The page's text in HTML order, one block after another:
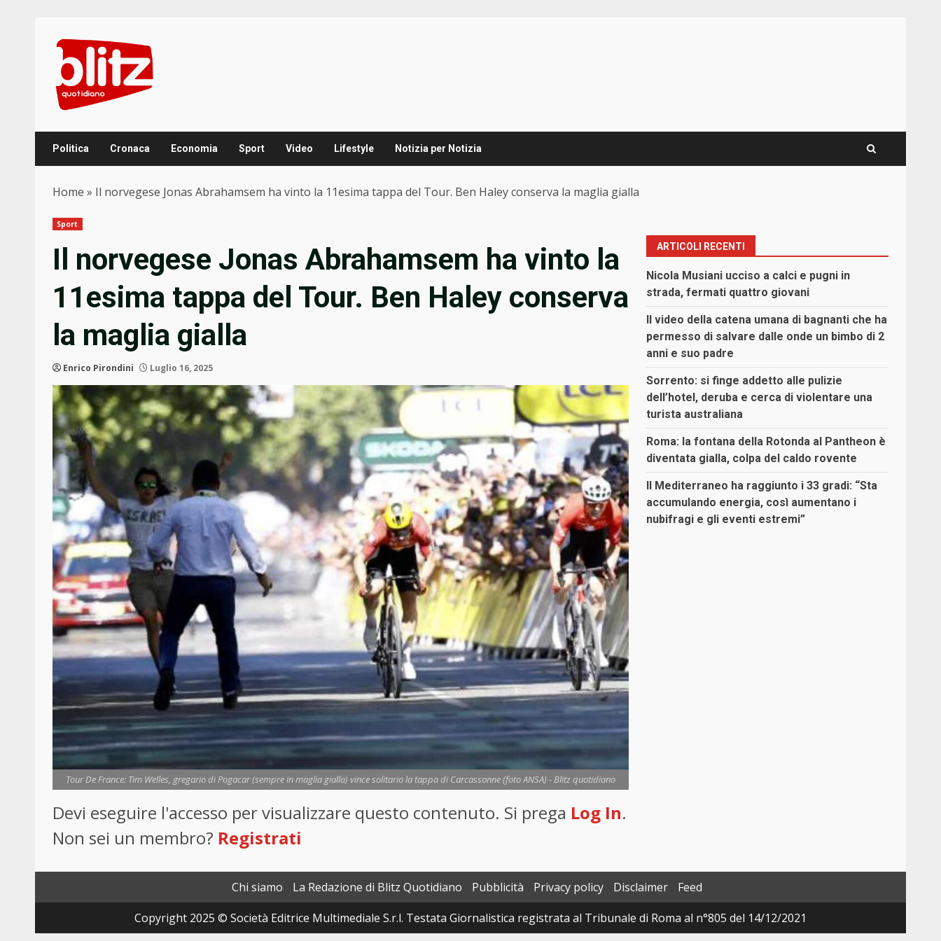
content
Politica Cronaca Economia Sport Video Lifestyle Notizia per Notizia
Home » Il norvegese Jonas Abrahamsem ha vinto la 11esima tappa del Tour. Ben Haley conserva la maglia gialla
Sport
Il norvegese Jonas Abrahamsem ha vinto la
11esima tappa del Tour. Ben Haley conserva
la maglia gialla
Enrico Pirondini Luglio 16, 2025
Tour De France: Tim Welles, gregario di Pogacar (sempre in maglia gialla) vince solitario la tappa di Carcassonne (foto ANSA) - Blitz quotidiano
Devi eseguire l'accesso per visualizzare questo contenuto. Si prega Log In.
Non sei un membro? Registrati
ARTICOLI RECENTI
Nicola Musiani ucciso a calci e pugni in
strada, fermati quattro giovani
Il video della catena umana di bagnanti che ha
permesso di salvare dalle onde un bimbo di 2
anni e suo padre
Sorrento: si finge addetto alle pulizie
dell’hotel, deruba e cerca di violentare una
turista australiana
Roma: la fontana della Rotonda al Pantheon è
diventata gialla, colpa del caldo rovente
Il Mediterraneo ha raggiunto i 33 gradi: “Sta
accumulando energia, così aumentano i
nubifragi e gli eventi estremi”
Chi siamo La Redazione di Blitz Quotidiano Pubblicità Privacy policy Disclaimer
Feed
Copyright 2025 © Società Editrice Multimediale S.r.l. Testata Giornalistica registrata al Tribunale di Roma al n°805 del 14/12/2021